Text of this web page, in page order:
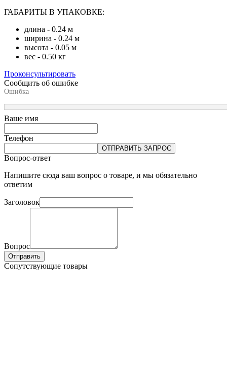
ГАБАРИТЫ В УПАКОВКЕ:
длина - 0.24 м
ширина - 0.24 м
высота - 0.05 м
вес - 0.50 кг
Проконсультировать
Сообщить об ошибке
Ошибка
Ваше имя
Телефон
ОТПРАВИТЬ ЗАПРОС
Вопрос-ответ
Напишите сюда ваш вопрос о товаре, и мы обязательно
ответим
Заголовок
Вопрос
Отправить
Сопутствующие товары